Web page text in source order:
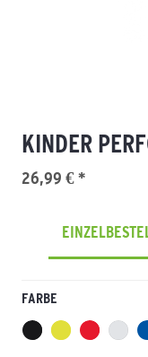
KINDER
26,99 € *
FARBE